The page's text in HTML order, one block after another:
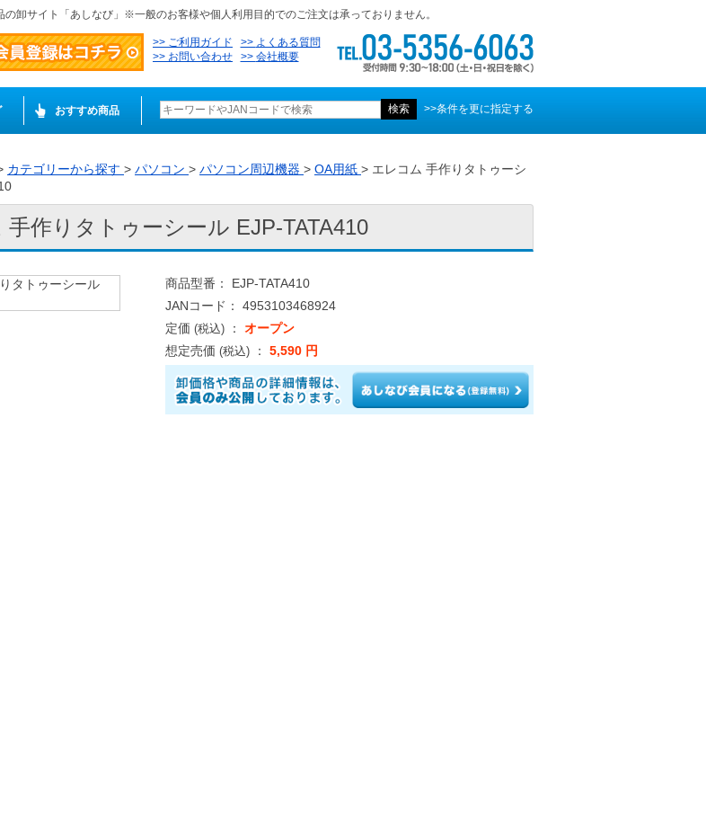
卸サイト「あしなび」※一般のお客様や個人利用目的でのご注文は承っておりません。
ご利用ガイド
よくある質問
お問い合わせ
会社概要
おすすめ商品 >>条件を更に指定する
カテゴリーから探す > パソコン > パソコン周辺機器 > OA用紙 > エレコム 手作りタトゥーシ
手作りタトゥーシール EJP-TATA410
商品型番： EJP-TATA410
JANコード： 4953103468924
定価 (税込) ： オープン
想定売価 (税込) ： 5,590 円